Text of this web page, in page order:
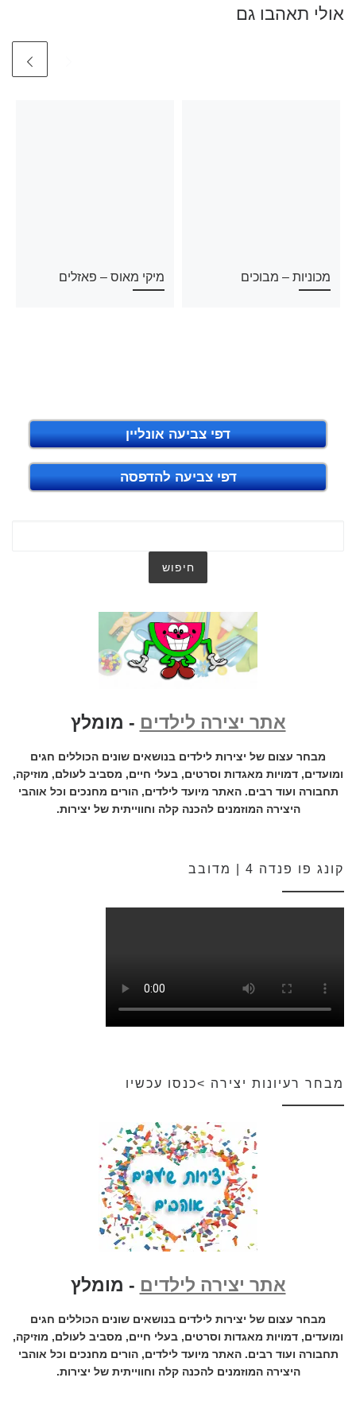
אולי תאהבו גם
מכוניות – מבוכים מיקי מאוס – פאזלים
דפי צביעה אונליין
דפי צביעה להדפסה
אתר יצירה לילדים - מומלץ
מבחר עצום של יצירות לילדים בנושאים שונים הכוללים חגים
ומועדים, דמויות מאגדות וסרטים, בעלי חיים, מסביב לעולם, מוזיקה,
תחבורה ועוד רבים. האתר מיועד לילדים, הורים מחנכים וכל אוהבי
היצירה המוזמנים להכנה קלה וחווייתית של יצירות.
קונג פו פנדה 4 | מדובב
מבחר רעיונות יצירה >כנסו עכשיו
אתר יצירה לילדים - מומלץ
מבחר עצום של יצירות לילדים בנושאים שונים הכוללים חגים
ומועדים, דמויות מאגדות וסרטים, בעלי חיים, מסביב לעולם, מוזיקה,
תחבורה ועוד רבים. האתר מיועד לילדים, הורים מחנכים וכל אוהבי
היצירה המוזמנים להכנה קלה וחווייתית של יצירות.